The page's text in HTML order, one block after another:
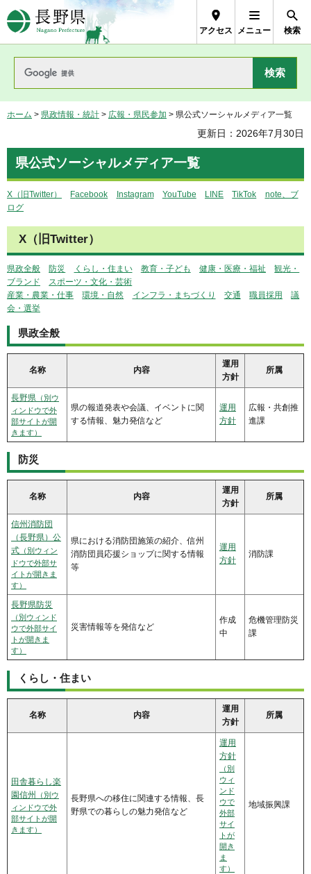
長野県Nagano Prefecture
アクセス メニュー 検索
ホーム > 県政情報・統計 > 広報・県民参加 > 県公式ソーシャルメディア一覧
更新日：2026年7月30日
県公式ソーシャルメディア一覧
X（旧Twitter） Facebook nstagram YouTube LI NE TikTok note、ブ
ログ
X（旧Twitter）
県政全般 防災 く らし・住まい 教育・子ども 健康・医療・福祉 観光・
ブランド
スポーツ・文化・芸術
産業・農業・仕事
環境・自然 イ ンフラ・まちづくり 交通 職員採用
議
会・選挙
県政全般
名称 内容
運用
方針
所属
長野県 （別ウ
ィンドウで外
部サイトが開
きます）
県の報道発表や会議、イベントに関
する情報、魅力発信など
運用
方針
広報・共創推
進課
防災
名称 内容
運用
方針
所属
信州消防団
（長野県）公
式 （別ウィン
ドウで外部サ
イトが開きま
す）
県における消防団施策の紹介、信州
消防団員応援ショップに関する情報
等
運用
方針
消防課
長野県防災
（別ウィンド
ウで外部サイ
トが開きま
す）
災害情報等を発信など
作成
中
危機管理防災
課
くらし・住まい
名称 内容
運用
方針
所属
田舎暮らし楽
園信州
（別ウ
ィンドウで外
部サイトが開
きます）
長野県への移住に関連する情報、長
野県での暮らしの魅力発信など
運用
方針
（別
ウィ
ンド
ウで
外部
サイ
トが
開き
ま
す）
地域振興課